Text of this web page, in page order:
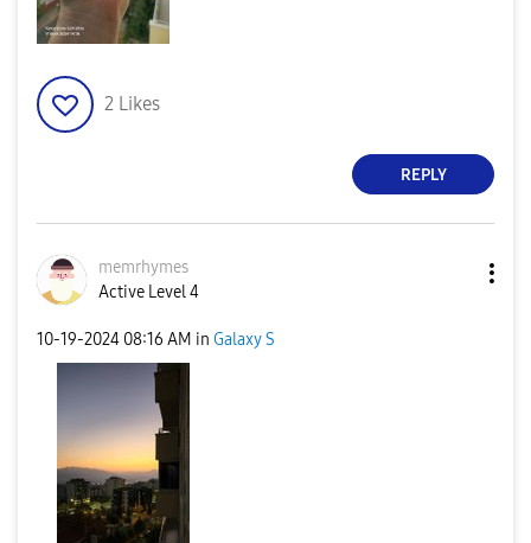
2 Likes
REPLY
memrhymes
Active Level 4
‎10-19-2024 08:16 AM in Galaxy S